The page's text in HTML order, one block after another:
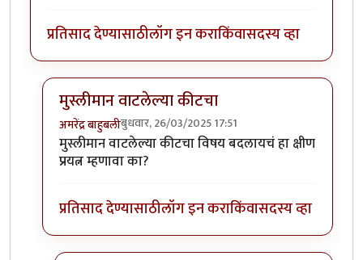
प्रतिसाद देण्यासाठीलॉग इन कराकिंवासदस्य व्हा
मुस्लीमान वाटलेल्या कीटचा
अमरेंद्र बाहुबलीबुधवार, 26/03/2025 17:51
In reply toआदूबाळला वाचविण्यासाठीbyश्रीगुरुजी
मुस्लीमान वाटलेल्या कीटचा विषय बदलायचं हा क्षीण
प्रयत्न म्हणावा का?
प्रतिसाद देण्यासाठीलॉग इन कराकिंवासदस्य व्हा